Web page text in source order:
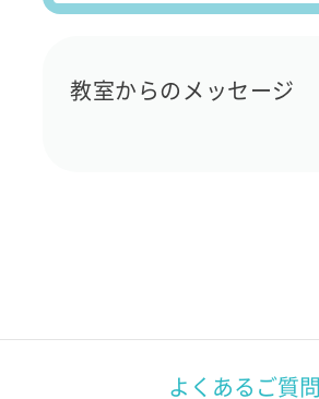
教室からのメッセージ
よくあるご質問